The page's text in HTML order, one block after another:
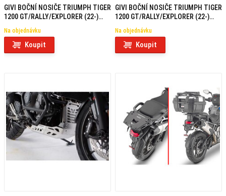
GIVI BOČNÍ NOSIČE TRIUMPH TIGER
1200 GT/RALLY/EXPLORER (22-)
Na objednávku
Koupit
GIVI BOČNÍ NOSIČE TRIUMPH TIGER
1200 GT/RALLY/EXPLORER (22-)
Na objednávku
Koupit